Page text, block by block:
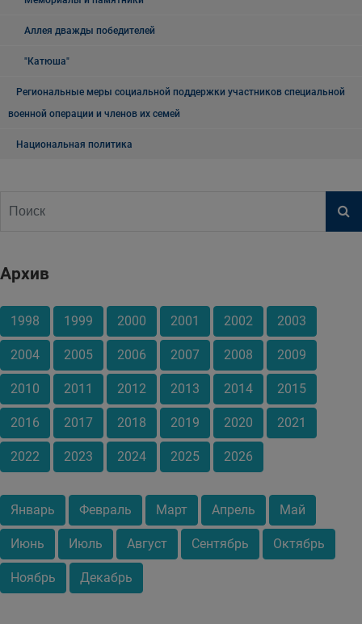
Аллея дважды победителей
"Катюша"
Региональные меры социальной поддержки участников специальной
военной операции и членов их семей
Национальная политика
Архив
1998 1999 2000 2001 2002 2003
2004 2005 2006 2007 2008 2009
2010 2011 2012 2013 2014 2015
2016 2017 2018 2019 2020 2021
2022 2023 2024 2025 2026
Январь Февраль Март Апрель Май
Июнь Июль Август Сентябрь Октябрь
Ноябрь Декабрь